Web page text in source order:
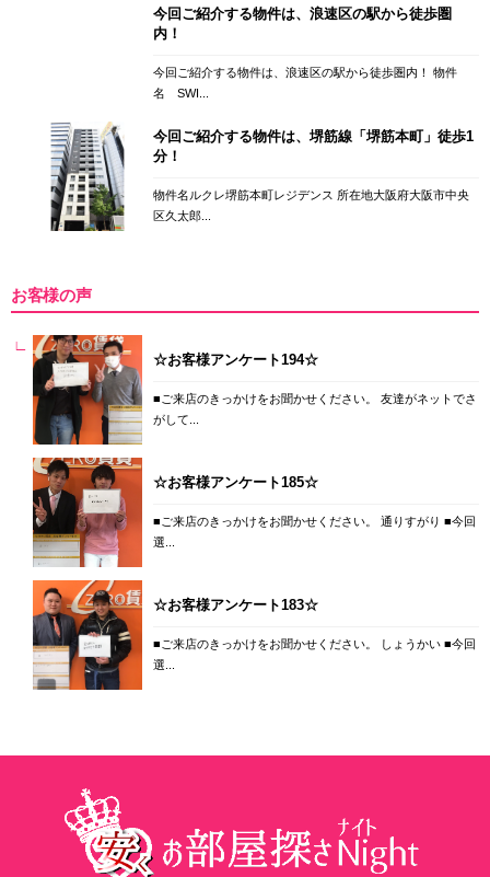
今回ご紹介する物件は、浪速区の駅から徒歩圏
内！
今回ご紹介する物件は、浪速区の駅から徒歩圏内！ 物件
名 SWI...
今回ご紹介する物件は、堺筋線「堺筋本町」徒歩1
分！
物件名ルクレ堺筋本町レジデンス 所在地大阪府大阪市中央
区久太郎...
お客様の声
☆お客様アンケート194☆
■ご来店のきっかけをお聞かせください。 友達がネットでさ
がして...
☆お客様アンケート185☆
■ご来店のきっかけをお聞かせください。 通りすがり ■今回
選...
☆お客様アンケート183☆
■ご来店のきっかけをお聞かせください。 しょうかい ■今回
選...